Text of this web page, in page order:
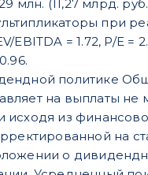
млн. (11,27 млрд.
при
EBITDA = 1.72, P/E =
политике
на выплаты не
исходя из
на
о